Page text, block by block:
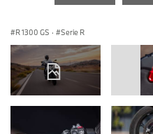
R 1300 GS · Serie R